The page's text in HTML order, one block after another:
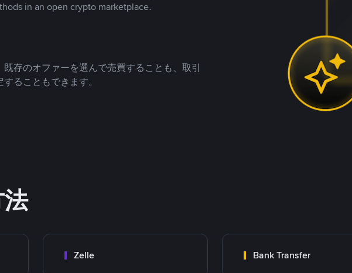
in an open crypto marketplace.
存のオファーを選んで売買することも、取引
ることもできます。
Zelle Bank Transfer